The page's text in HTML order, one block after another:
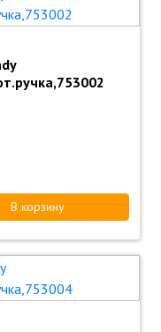
В корзину